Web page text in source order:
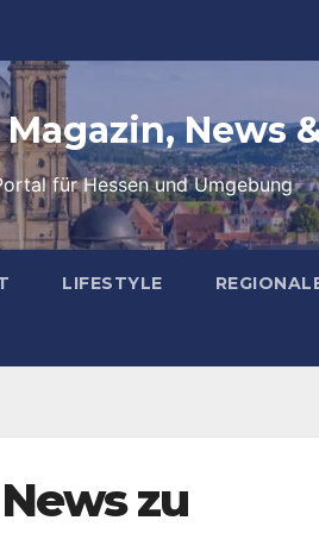
News
für Hessen und Umgebung
LIFESTYLE
zu